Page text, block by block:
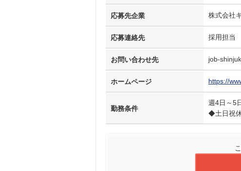
応募先企業 株式会社
応募連絡先 採用担当
お問い合わせ先 job-
ホームページ https://
勤務条件
週4日～5
◆土日祝休